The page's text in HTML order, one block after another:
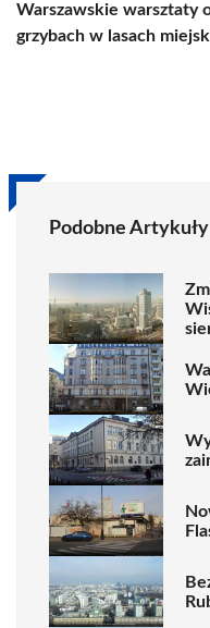
Warszawskie warsztaty
grzybach w lasach
Podobne Artykuły